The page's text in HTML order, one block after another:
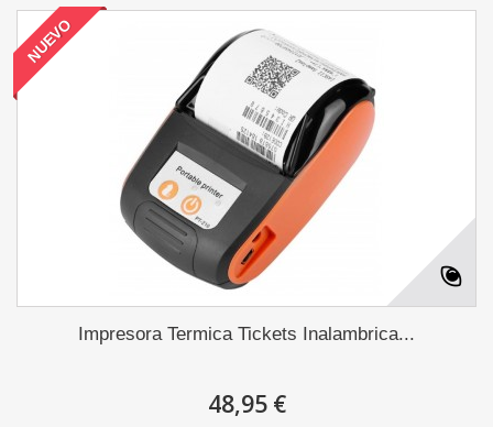
NUEVO
Impresora Termica Tickets Inalambrica...
48,95 €